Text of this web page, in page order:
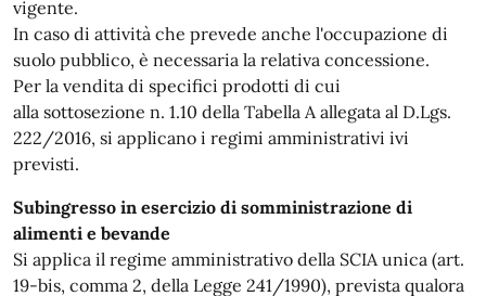
vigente.
In caso di attività che prevede anche l'occupazione di
suolo pubblico, è necessaria la relativa concessione.
Per la vendita di specifici prodotti di cui
alla sottosezione n. 1.10 della Tabella A allegata al D.Lgs.
222/2016, si applicano i regimi amministrativi ivi
previsti.
Subingresso in esercizio di somministrazione di
alimenti e bevande
Si applica il regime amministrativo della SCIA unica (art.
19-bis, comma 2, della Legge 241/1990), prevista qualora